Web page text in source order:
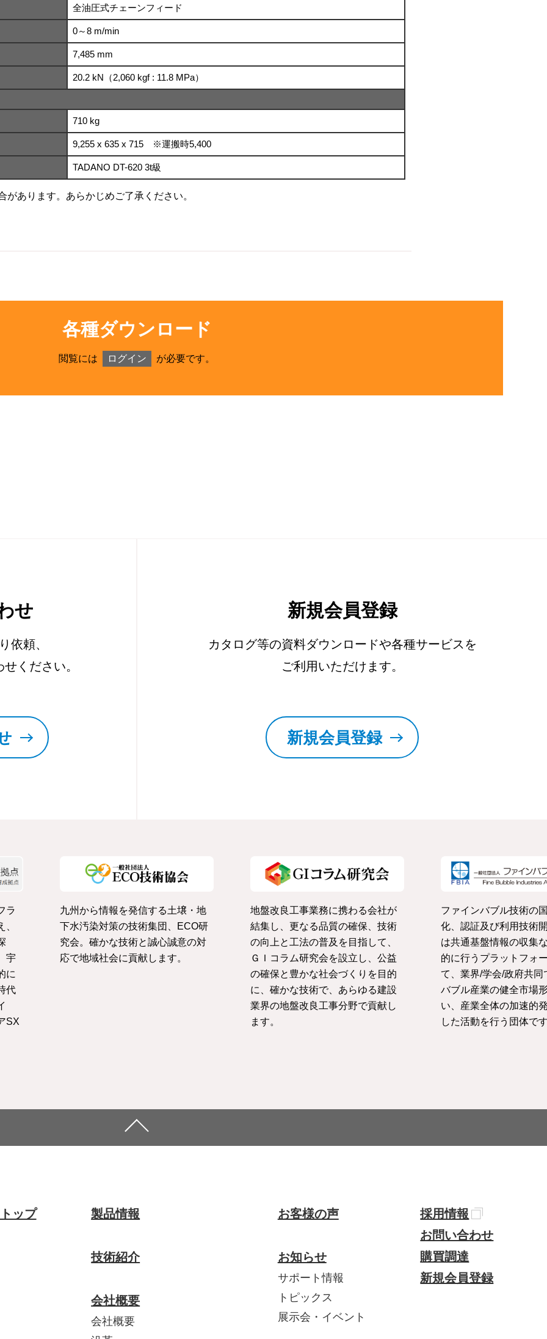
全油圧式チェーンフィード
0～8 m/min
7,485 mm
20.2 kN（2,060 kgf : 11.8 MPa）
710 kg
9,255 x 635 x 715 ※運搬時5,400
TADANO DT-620 3t級
があります。あらかじめご了承ください。
各種ダウンロード
閲覧には ログイン が必要です。
せ
依頼、
ください。
新規会員登録
カタログ等の資料ダウンロードや各種サービスを
ご利用いただけます。
新規会員登録
ラ
宇
に
代
SX
九州から情報を発信する土壌・地
下水汚染対策の技術集団、ECO研
究会。確かな技術と誠心誠意の対
応で地域社会に貢献します。
地盤改良工事業務に携わる会社が
結集し、更なる品質の確保、技術
の向上と工法の普及を目指して、
ＧＩコラム研究会を設立し、公益
の確保と豊かな社会づくりを目的
に、確かな技術で、あらゆる建設
業界の地盤改良工事分野で貢献し
ます。
ファインバブル技術の
化、認証及び利用技術
は共通基盤情報の収集
的に行うプラットフォ
て、業界/学会/政府共同
バブル産業の健全市場
い、産業全体の加速的
した活動を行う団体で
トップ 製品情報
技術紹介
会社概要
会社概要
お客様の声
お知らせ
サポート情報
トピックス
展示会・イベント
採用情報
お問い合わせ
購買調達
新規会員登録